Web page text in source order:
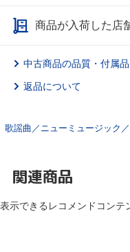
商品が入荷した店
中古商品の品質・付属
返品について
歌謡曲／ニューミュージック
関連商品
表示できるレコメンドコンテ